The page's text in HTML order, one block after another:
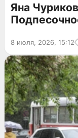
Яна
8 июля, 2026, 15:12